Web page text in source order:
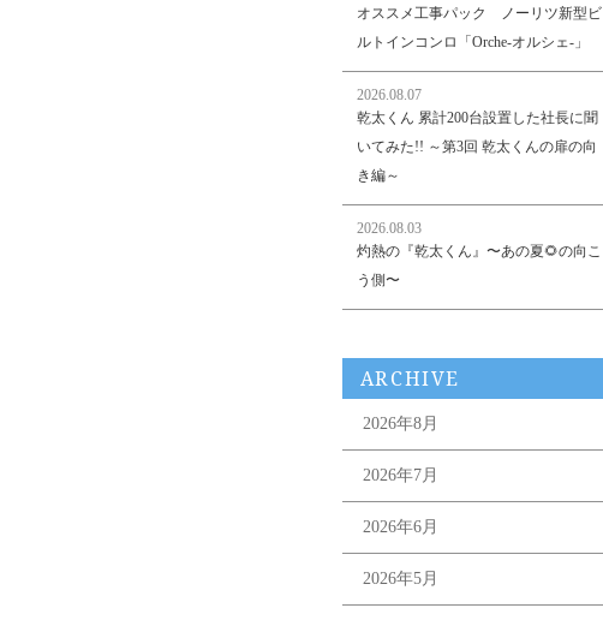
オススメ工事パック ノーリツ新型ビ
ルトインコンロ「Orche-オルシェ-」
2026.08.07
乾太くん 累計200台設置した社長に聞
いてみた!! ～第3回 乾太くんの扉の向
き編～
2026.08.03
灼熱の『乾太くん』〜あの夏🌻の向こ
う側〜
ARCHIVE
2026年8月
2026年7月
2026年6月
2026年5月